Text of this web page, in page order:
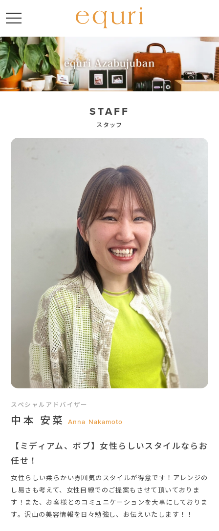
toggle navigation
STAFF
スタッフ
スペシャルアドバイザー
中本 安菜 Anna Nakamoto
【ミディアム、ボブ】女性らしいスタイルならお
任せ！
女性らしい柔らかい雰囲気のスタイルが得意です！アレンジの
し易さも考えて、女性目線でのご提案もさせて頂いておりま
す！また、お客様とのコミュニケーションを大事にしておりま
す。沢山の美容情報を日々勉強し、お伝えいたします！！